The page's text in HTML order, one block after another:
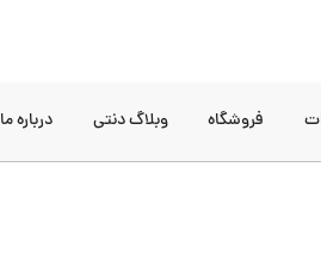
فروشگاه وبلاگ دنتی درباره ما